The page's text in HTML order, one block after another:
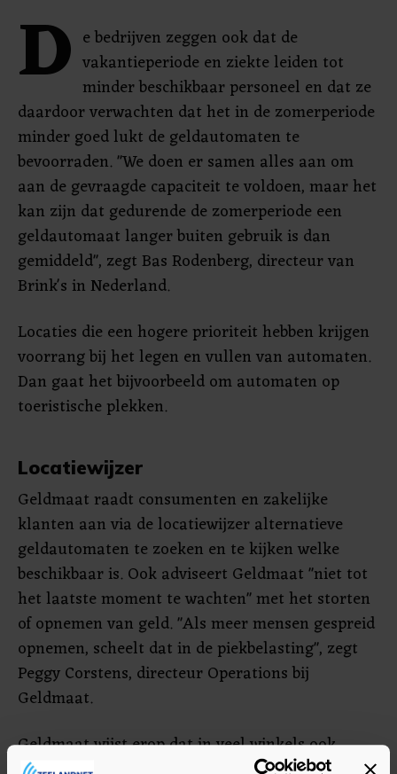
D e bedrijven zeggen ook dat de
vakantieperiode en ziekte leiden tot
minder beschikbaar personeel en dat ze
daardoor verwachten dat het in de zomerperiode
minder goed lukt de geldautomaten te
bevoorraden. "We doen er samen alles aan om
aan de gevraagde capaciteit te voldoen, maar het
kan zijn dat gedurende de zomerperiode een
geldautomaat langer buiten gebruik is dan
gemiddeld", zegt Bas Rodenberg, directeur van
Brink's in Nederland.
Locaties die een hogere prioriteit hebben krijgen
voorrang bij het legen en vullen van automaten.
Dan gaat het bijvoorbeeld om automaten op
toeristische plekken.
Locatiewijzer
Geldmaat raadt consumenten en zakelijke
klanten aan via de locatiewijzer alternatieve
geldautomaten te zoeken en te kijken welke
beschikbaar is. Ook adviseert Geldmaat "niet tot
het laatste moment te wachten" met het storten
of opnemen van geld. "Als meer mensen gespreid
opnemen, scheelt dat in de piekbelasting", zegt
Peggy Corstens, directeur Operations bij
Geldmaat.
Geldmaat wijst erop dat in veel winkels ook